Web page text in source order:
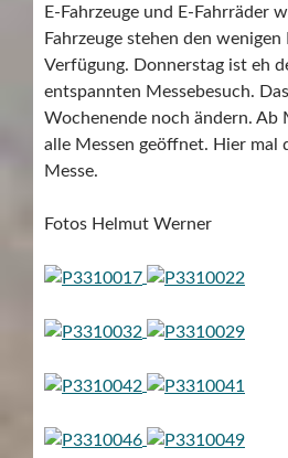
E-Fahrzeuge und E-Fahrräder
Fahrzeuge stehen den
Verfügung. Donnerstag ist eh
entspannten Messebesuch.
Wochenende noch ändern. Ab
alle Messen geöffnet. Hier mal
Messe.
Fotos Helmut Werner